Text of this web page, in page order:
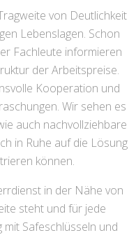
von Deutlichkeit
Lebenslagen. Schon
Fachleute informieren
der Arbeitspreise.
Kooperation und
Wir sehen es
auch nachvollziehbare
in Ruhe auf die Lösung
können.
in der Nähe von
steht und für jede
mit Safeschlüsseln und